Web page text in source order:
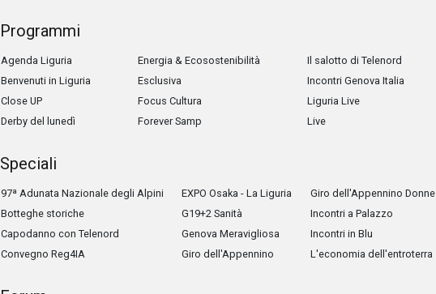
Programmi
Agenda Liguria
Benvenuti in Liguria
Close UP
Derby del lunedì
Energia & Ecosostenibilità
Esclusiva
Focus Cultura
Forever Samp
Il salotto di Telenord
Incontri Genova Italia
Liguria Live
Live
Speciali
97ª Adunata Nazionale degli Alpini
Botteghe storiche
Capodanno con Telenord
Convegno Reg4IA
EXPO Osaka - La Liguria
G19+2 Sanità
Genova Meravigliosa
Giro dell'Appennino
Giro dell'Appennino Donne
Incontri a Palazzo
Incontri in Blu
L'economia dell'entroterra